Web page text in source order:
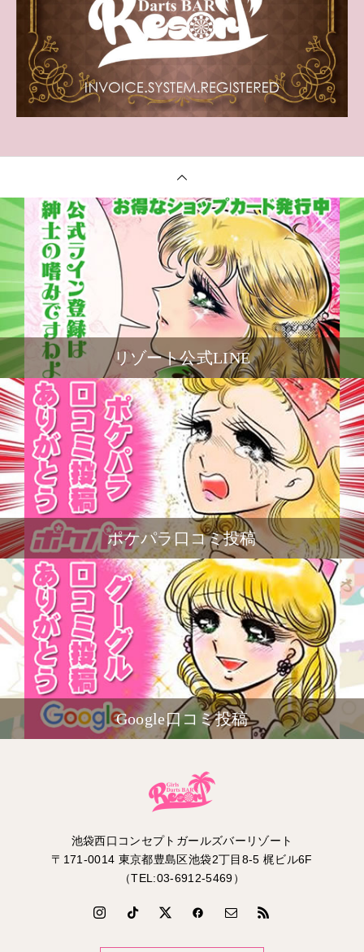
リゾート公式LINE
ポケパラ口コミ投稿
Google口コミ投稿
池袋西口コンセプトガールズバーリゾート
〒171-0014 東京都豊島区池袋2丁目8-5 梶ビル6F
（TEL:03-6912-5469）